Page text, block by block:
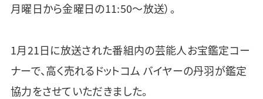
月曜日から金曜日の11:50〜放送）。
1月21日に放送された番組内の芸能人お宝鑑定コー
ナーで、高く売れるドットコム バイヤーの丹羽が鑑定
協力をさせていただきました。